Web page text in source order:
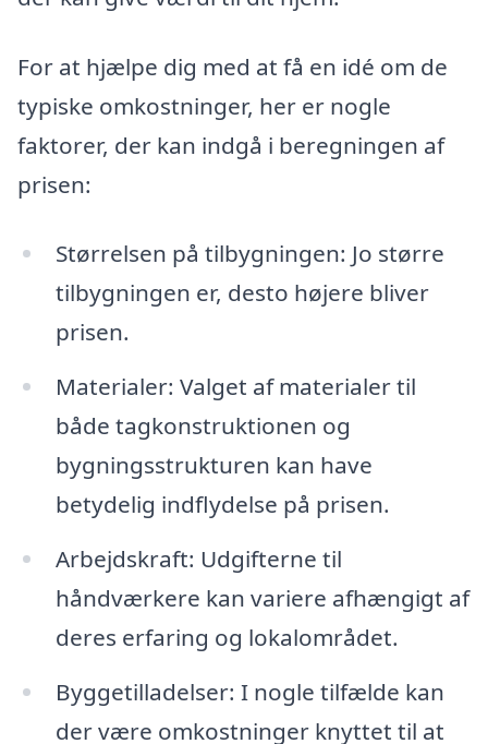
For at hjælpe dig med at få en idé om de
typiske omkostninger, her er nogle
faktorer, der kan indgå i beregningen af
prisen:
Størrelsen på tilbygningen: Jo større
tilbygningen er, desto højere bliver
prisen.
Materialer: Valget af materialer til
både tagkonstruktionen og
bygningsstrukturen kan have
betydelig indflydelse på prisen.
Arbejdskraft: Udgifterne til
håndværkere kan variere afhængigt af
deres erfaring og lokalområdet.
Byggetilladelser: I nogle tilfælde kan
der være omkostninger knyttet til at